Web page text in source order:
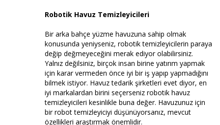
Robotik Havuz Temizleyicileri
Bir arka bahçe yüzme havuzuna sahip olmak
konusunda yeniyseniz, robotik temizleyicilerin paraya
değip değmeyeceğini merak ediyor olabilirsiniz.
Yalnız değilsiniz, birçok insan birine yatırım yapmak
için karar vermeden önce iyi bir iş yapıp yapmadığını
bilmek istiyor. Havuz tedarik şirketleri evet diyor, en
iyi markalardan birini seçerseniz robotik havuz
temizleyicileri kesinlikle buna değer. Havuzunuz için
bir robot temizleyiciyi düşünüyorsanız, mevcut
özellikleri araştırmak önemlidir.